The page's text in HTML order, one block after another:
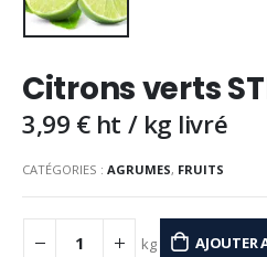
Citrons verts
3,99 €ht / kg livré
CATÉGORIES : AGRUMES, FRUITS
kg AJOUTER